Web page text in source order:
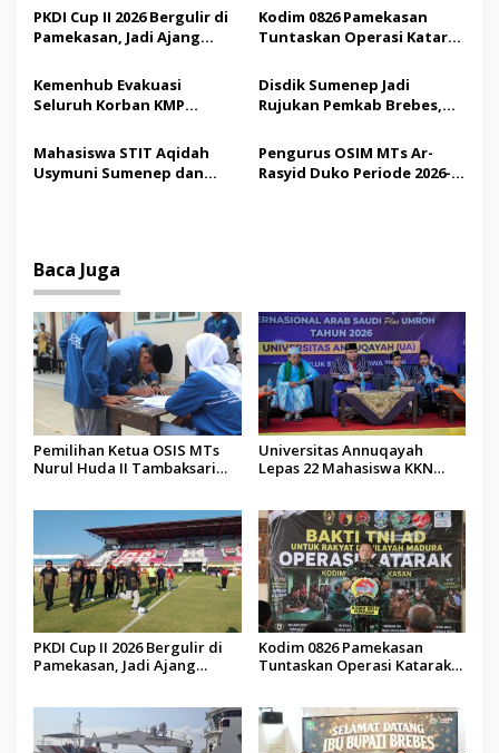
p
o
s
Demokrasi bagi Siswa Saudi
PKDI Cup II 2026 Bergulir di
Pamekasan, Jadi Ajang
Madura
Kodim 0826 Pamekasan
Tuntaskan Operasi Katarak
Tindakan Medis
Kemenhub Evakuasi
Seluruh Korban KMP
Operator Diaudit
Disdik Sumenep Jadi
Rujukan Pemkab Brebes,
Pendidikan Berbasis
Budaya
Mahasiswa STIT Aqidah
Usymuni Sumenep dan
Pengurus OSIM MTs Ar-
Rasyid Duko Periode 2026-
Baca Juga
Pemilihan Ketua OSIS MTs
Nurul Huda II Tambaksari
Universitas Annuqayah
Lepas 22 Mahasiswa KKN
PKDI Cup II 2026 Bergulir di
Pamekasan, Jadi Ajang
Kodim 0826 Pamekasan
Tuntaskan Operasi Katarak